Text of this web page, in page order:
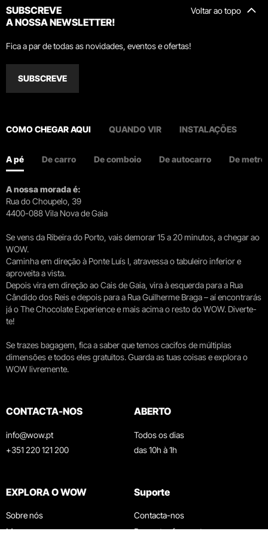
Voltar ao topo
SUBSCREVE
A NOSSA NEWSLETTER!
Fica a par de todas as novidades, eventos e ofertas!
SUBSCREVE
COMO CHEGAR AQUI QUANDO VIR INSTALAÇÕES
A pé De carro De comboio De autocarro De metro
A nossa morada é:
Rua do Choupelo, 39
4400-088 Vila Nova de Gaia
Se vens da Ribeira do Porto, vais demorar 15 a 20 minutos, a chegar ao
WOW.
Caminha em direção à Ponte Luís I, atravessa o tabuleiro inferior e
aproveita a vista.
Depois vira em direção ao Cais de Gaia, vira à esquerda para a Rua
Cândido dos Reis e depois para a Rua Guilherme Braga – aí encontrarás
já o The Chocolate Experience e mais acima o resto do WOW. Diverte-
te!
Se trazes bagagem, fica a saber que temos cacifos de múltiplas
dimensões e todos eles gratuitos. Guarda as tuas coisas e explora o
WOW livremente.
CONTACTA-NOS
info@wow.pt
+351 220 121 200
ABERTO
Todos os dias
das 10h à 1h
EXPLORA O WOW
Sobre nós
Museus
Suporte
Contacta-nos
Perguntas frequentes